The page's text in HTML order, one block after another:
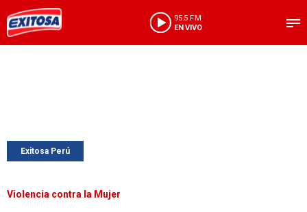
95.5 FM
EN VIVO
Exitosa Perú
Violencia contra la Mujer